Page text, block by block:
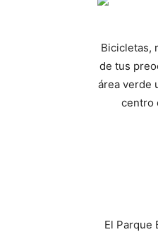
Bicicletas,
de tus
área verde
centro
El Parque